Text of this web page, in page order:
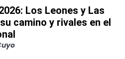
Los Leones y Las
camino y rivales en el